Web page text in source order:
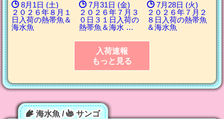
8月1日 (土)
２０２６年８月１
日入荷の熱帯魚＆
海水魚
7月31日 (金)
２０２６年７月３
０日３１日入荷の
熱帯魚＆海水 …
7月28日 (火)
２０２６年７月２
８日入荷の熱帯魚
＆海水魚
入荷速報
もっと見る
海水魚 / サンゴ